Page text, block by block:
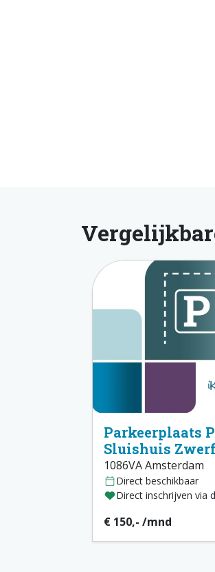
Parkeerplaats
Sluishuis Zwerf
1086VA Amsterdam
Direct beschikbaar
Direct inschrijven via
€ 150,- /mnd